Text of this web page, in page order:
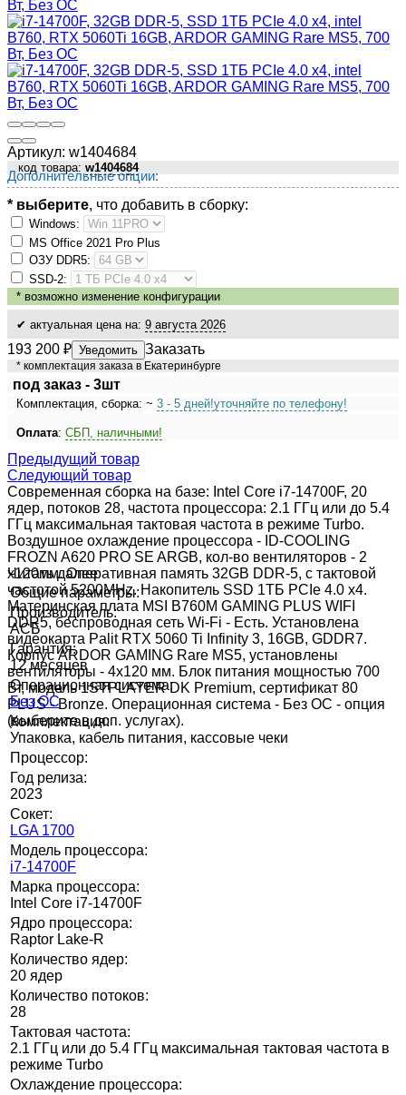
Артикул: w1404684
код товара: w1404684
Дополнительные опции:
* выберите, что добавить в сборку:
Windows:
MS Оffiсе 2021 Рrо Рlus
ОЗУ DDR5:
SSD-2:
* возможно изменение конфигурации
✔ актуальная цена на: 9 августа 2026
193 200 ₽ Уведомить Заказать
* комплектация заказа в Екатеринбурге
под заказ - 3шт
Комплектация, сборка: ~ 3 - 5 дней!уточняйте по телефону!
Оплата: СБП, наличными!
Предыдущий товар
Следующий товар
Современная сборка на базе: Intel Core i7-14700F, 20
ядер, потоков 28, частота процессора: 2.1 ГГц или до 5.4
ГГц максимальная тактовая частота в режиме Turbo.
Воздушное охлаждение процессора - ID-COOLING
FROZN A620 PRO SE ARGB, кол-во вентиляторов - 2
x120мм. Оперативная память 32GB DDR-5, с тактовой
частотой 5200MHz. Накопитель SSD 1ТБ PCIe 4.0 x4.
Материнская плата MSI B760M GAMING PLUS WIFI
DDR5, беспроводная сеть Wi-Fi - Есть. Установлена
видеокарта Palit RTX 5060 Ti Infinity 3, 16GB, GDDR7.
Корпус ARDOR GAMING Rare MS5, установлены
вентиляторы - 4х120 мм. Блок питания мощностью 700
Вт, модель 1STPLAYER DK Premium, сертификат 80
PLUS - Bronze. Операционная система - Без ОС - опция
(выберите в доп. услугах).
Читать далее
Общие параметры:
Производитель:
АСБ
Гарантия:
12 месяцев
Операционная система:
Без ОС
Комплектация:
Упаковка, кабель питания, кассовые чеки
Процессор:
Год релиза:
2023
Сокет:
LGA 1700
Модель процессора:
i7-14700F
Марка процессора:
Intel Core i7-14700F
Ядро процессора:
Raptor Lake-R
Количество ядер:
20 ядер
Количество потоков:
28
Тактовая частота:
2.1 ГГц или до 5.4 ГГц максимальная тактовая частота в
режиме Turbo
Охлаждение процессора: